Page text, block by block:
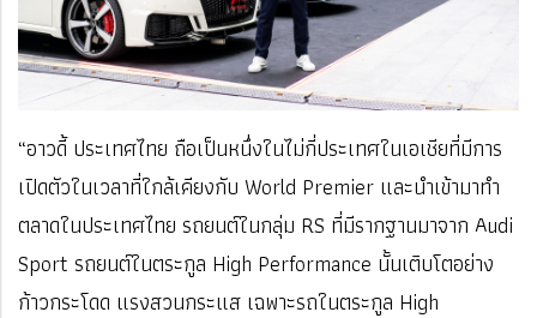
“อาวดี้ ประเทศไทย ถือเป็นหนึ่งในไม่กี่ประเทศในเอเชียที่มีการ
เปิดตัวในเวลาที่ใกล้เคียงกับ World Premier และนำเข้ามาทำ
ตลาดในประเทศไทย รถยนต์ในกลุ่ม RS ที่มีรากฐานมาจาก Audi
Sport รถยนต์ในตระกูล High Performance นั้นเติบโตอย่าง
ก้าวกระโดด แรงสวนกระแส เฉพาะรถในตระกูล High